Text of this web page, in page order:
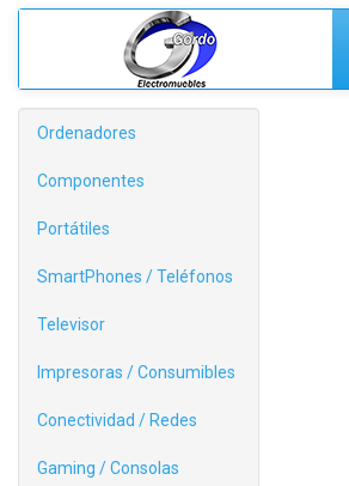
Ordenadores
Componentes
Portátiles
SmartPhones / Teléfonos
Televisor
Impresoras / Consumibles
Conectividad / Redes
Gaming / Consolas